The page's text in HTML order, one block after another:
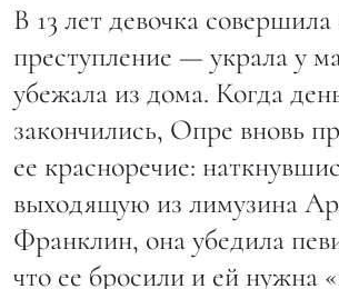
В 13 лет девочка совершила
преступление — украла у
убежала из дома. Когда
закончились, Опре вновь
ее красноречие:
выходящую из лимузина
Франклин, она убедила
что ее бросили и ей нужна